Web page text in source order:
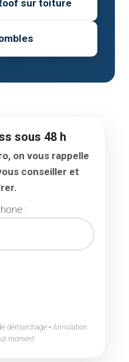
sur toiture
sous 48 h
on vous rappelle
conseiller et
:
démarchage • Annulation
moment